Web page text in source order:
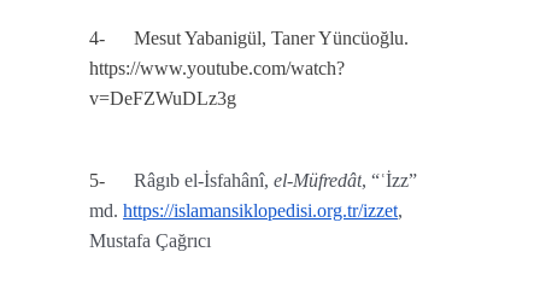
4- Mesut Yabanigül, Taner Yüncüoğlu.
https://www.youtube.com/watch?
v=DeFZWuDLz3g
5- Râgıb el-İsfahânî, el-Müfredât, “ʿİzz”
md. https://islamansiklopedisi.org.tr/izzet,
Mustafa Çağrıcı